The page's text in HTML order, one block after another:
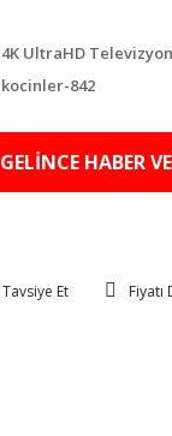
4K UltraHD
kocinler-842
GELİNCE HABER
Tavsiye Et